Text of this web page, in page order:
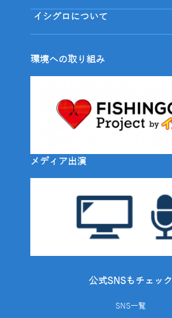
イシグロについて
環境への取り組み
メディア出演
公式SNSもチェック
SNS一覧